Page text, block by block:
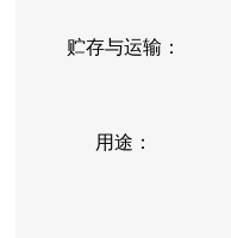
贮存与运输：
用途：